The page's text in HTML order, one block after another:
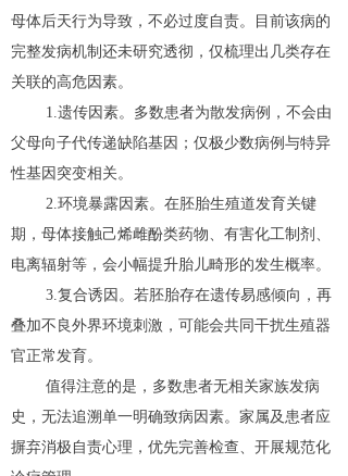
母体后天行为导致，不必过度自责。目前该病的
完整发病机制还未研究透彻，仅梳理出几类存在
关联的高危因素。
1.遗传因素。多数患者为散发病例，不会由
父母向子代传递缺陷基因；仅极少数病例与特异
性基因突变相关。
2.环境暴露因素。在胚胎生殖道发育关键
期，母体接触己烯雌酚类药物、有害化工制剂、
电离辐射等，会小幅提升胎儿畸形的发生概率。
3.复合诱因。若胚胎存在遗传易感倾向，再
叠加不良外界环境刺激，可能会共同干扰生殖器
官正常发育。
值得注意的是，多数患者无相关家族发病
史，无法追溯单一明确致病因素。家属及患者应
摒弃消极自责心理，优先完善检查、开展规范化